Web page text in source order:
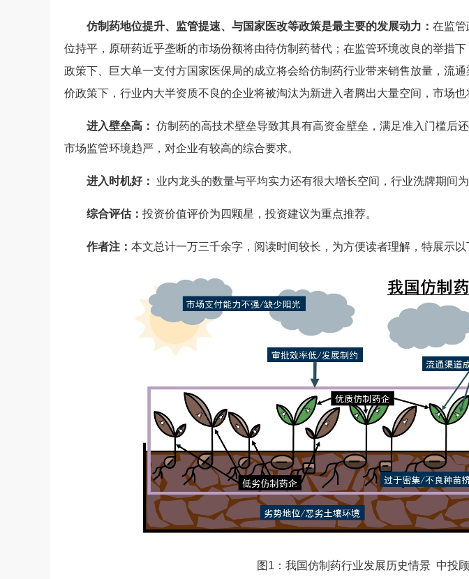
仿制药地位提升、监管提速、与国家医改等政策是最主要的发展动力： 在监管
位持平，原研药近乎垄断的市场份额将由待仿制药替代；在监管环境改良的举措
政策下、巨大单一支付方国家医保局的成立将会给仿制药行业带来销售放量，流
价政策下，行业内大半资质不良的企业将被淘汰为新进入者腾出大量空间，市场也
进入壁垒高： 仿制药的高技术壁垒导致其具有高资金壁垒，满足准入门槛后
市场监管环境趋严，对企业有较高的综合要求。
进入时机好： 业内龙头的数量与平均实力还有很大增长空间，行业洗牌期间
综合评估： 投资价值评价为四颗星，投资建议为重点推荐。
作者注： 本文总计一万三千余字，阅读时间较长，为方便读者理解，特展示以
图1：我国仿制药行业发展历史情景 中投